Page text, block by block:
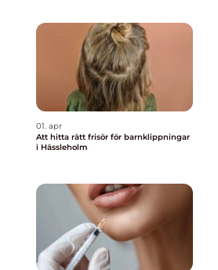
01. apr
Att hitta rätt frisör för barnklippningar
i Hässleholm